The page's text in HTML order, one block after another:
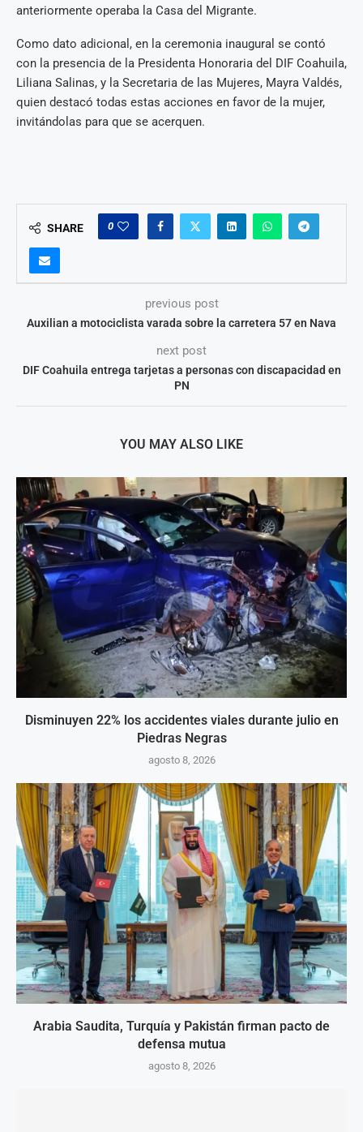
anteriormente operaba la Casa del Migrante.
Como dato adicional, en la ceremonia inaugural se contó
con la presencia de la Presidenta Honoraria del DIF Coahuila,
Liliana Salinas, y la Secretaria de las Mujeres, Mayra Valdés,
quien destacó todas estas acciones en favor de la mujer,
invitándolas para que se acerquen.
SHARE 0
previous post
Auxilian a motociclista varada sobre la carretera 57 en Nava
next post
DIF Coahuila entrega tarjetas a personas con discapacidad en
PN
YOU MAY ALSO LIKE
Disminuyen 22% los accidentes viales durante julio en
Piedras Negras
agosto 8, 2026
Arabia Saudita, Turquía y Pakistán firman pacto de
defensa mutua
agosto 8, 2026